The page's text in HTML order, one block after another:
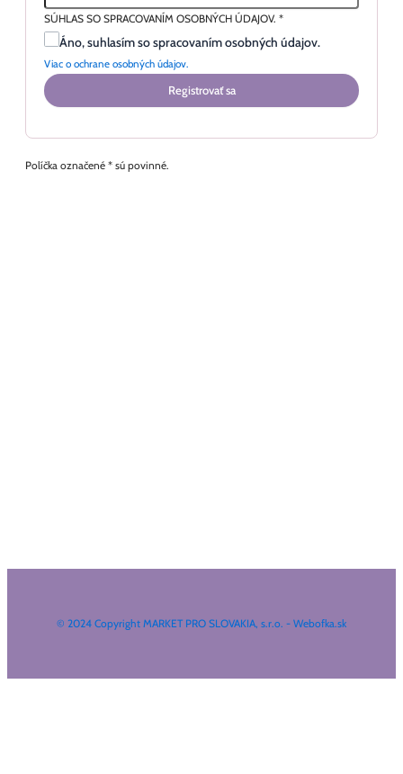
SÚHLAS SO SPRACOVANÍM OSOBNÝCH ÚDAJOV. *
Áno, suhlasím so spracovaním osobných údajov.
Viac o ochrane osobných údajov.
Registrovať sa
Políčka označené * sú povinné.
© 2024 Copyright MARKET PRO SLOVAKIA, s.r.o. - Webofka.sk